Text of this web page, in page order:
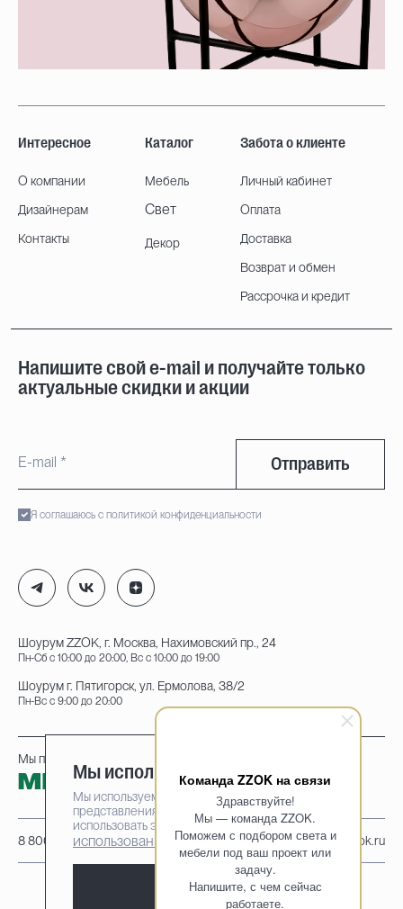
Команда ZZOK на связи
Здравствуйте!
Мы — команда ZZOK.
Поможем с подбором света и
мебели под ваш проект или
задачу.
Напишите, с чем сейчас
работаете.
Интересное
О компании
Дизайнерам
Контакты
Каталог
Мебель
Свет
Декор
Забота о клиенте
Личный кабинет
Оплата
Доставка
Возврат и обмен
Рассрочка и кредит
Напишите свой e-mail и получайте только
актуальные скидки и акции
Отправить
Я соглашаюсь с политикой конфиденциальности
Шоурум ZZOK, г. Москва, Нахимовский пр., 24
Пн-Сб с 10:00 до 20:00, Вс с 10:00 до 19:00
Шоурум г. Пятигорск, ул. Ермолова, 38/2
Пн-Вс с 9:00 до 20:00
8 800 222-95-25 info@zzok.ru
Мы принимаем к оплате:
Мы используем cookie-файлы
Мы используем cookie-файлы для наилучшего
представления нашего сайта. Продолжая
использовать этот сайт, вы соглашаетесь на
использование cookie-файлов
Принять